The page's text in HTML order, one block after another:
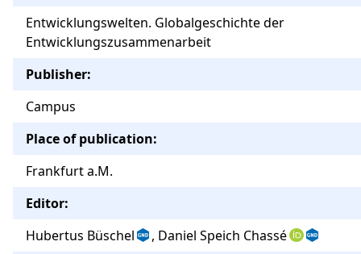
Entwicklungswelten. Globalgeschichte der
Entwicklungszusammenarbeit
Publisher:
Campus
Place of publication:
Frankfurt a.M.
Editor:
Hubertus Büschel
, Daniel Speich Chassé